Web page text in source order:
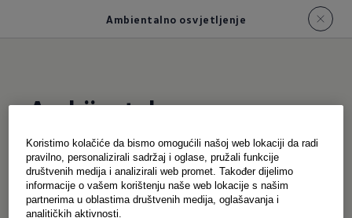
Ambientalno osvjetljenje
Ambijentalno
osvjetljenje ID. Buzz-a
Bez obzira u kakvom ste raspoloženju,
Koristimo kolačiće da bismo omogućili našoj web lokaciji da radi
pravilno, personalizirali sadržaj i oglase, pružali funkcije
društvenih medija i analizirali web promet. Također dijelimo
informacije o vašem korištenju naše web lokacije s našim
partnerima u oblastima društvenih medija, oglašavanja i
analitičkih aktivnosti.